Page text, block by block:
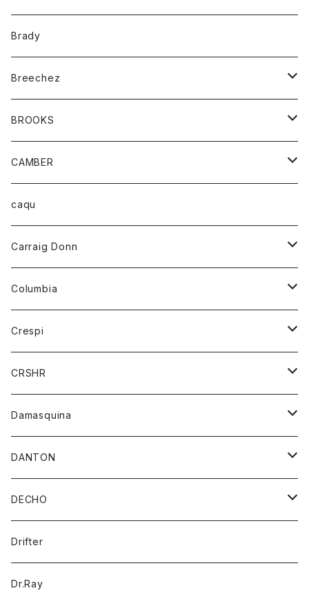
コート
バッグ
ベルト
キッズ
Tシャツ
グッズ
アンダーウェアー
カードホルダー
チーフ
バンダナ
トップス
カーディガン
トレーナー
パーカー
ボトム
オーバーオール
ショートパンツ
レディース
オーバーオール
カーディガン
Tシャツ
パーカー
Brady
Breechez
シャツ
BROOKS
グッズ
靴
CAMBER
トップス
ハーフスリーブTシャツ
caqu
Carraig Donn
ニット
Columbia
アウター
ジャケット
Crespi
ジャケット
ワンピース
ブラウス
CRSHR
キャップ
Damasquina
ウォレット
カードケース
バッグ
DANTON
アウター
コート
ジャケット
アクセサリー
バッグ
キッズ
DECHO
帽子
Drifter
Dr.Ray